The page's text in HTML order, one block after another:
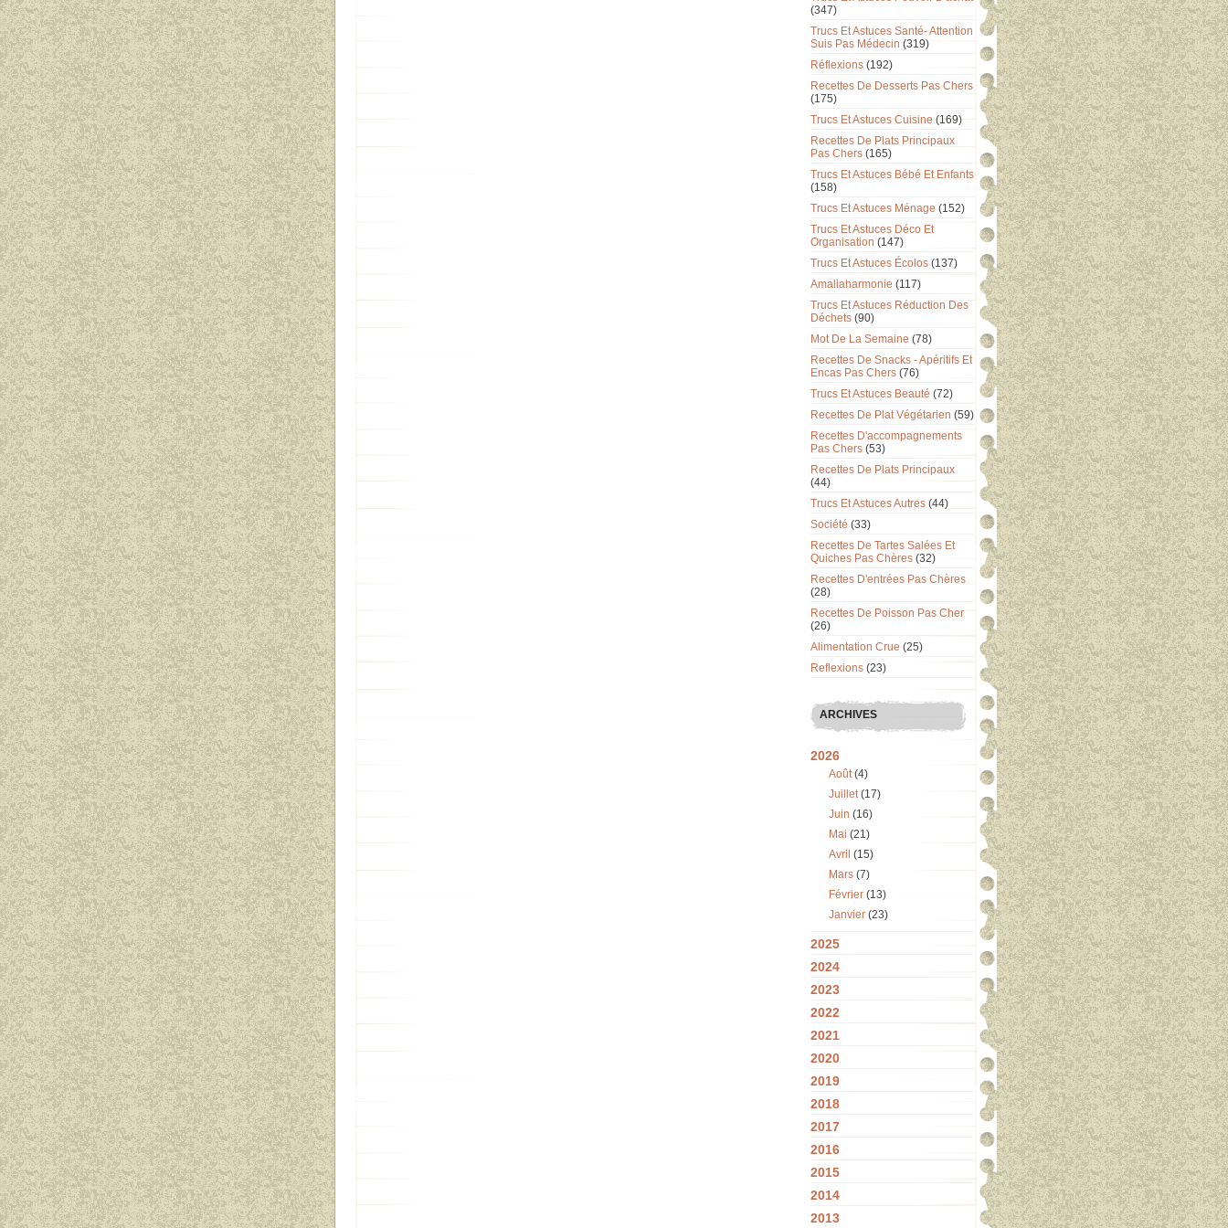
(347)
Trucs Et Astuces Santé- Attention
Suis Pas Médecin (319)
Réflexions (192)
Recettes De Desserts Pas Chers
(175)
Trucs Et Astuces Cuisine (169)
Recettes De Plats Principaux
Pas Chers (165)
Trucs Et Astuces Bébé Et Enfants
(158)
Trucs Et Astuces Ménage (152)
Trucs Et Astuces Déco Et
Organisation (147)
Trucs Et Astuces Écolos (137)
Amaliaharmonie (117)
Trucs Et Astuces Réduction Des
Déchets (90)
Mot De La Semaine (78)
Recettes De Snacks - Apéritifs Et
Encas Pas Chers (76)
Trucs Et Astuces Beauté (72)
Recettes De Plat Végétarien (59)
Recettes D'accompagnements
Pas Chers (53)
Recettes De Plats Principaux
(44)
Trucs Et Astuces Autres (44)
Société (33)
Recettes De Tartes Salées Et
Quiches Pas Chères (32)
Recettes D'entrées Pas Chères
(28)
Recettes De Poisson Pas Cher
(26)
Alimentation Crue (25)
Reflexions (23)
ARCHIVES
2026
Août(4)
Juillet(17)
Juin (16)
Mai (21)
Avril (15)
Mars (7)
Février (13)
Janvier (23)
2025
2024
2023
2022
2021
2020
2019
2018
2017
2016
2015
2014
2013